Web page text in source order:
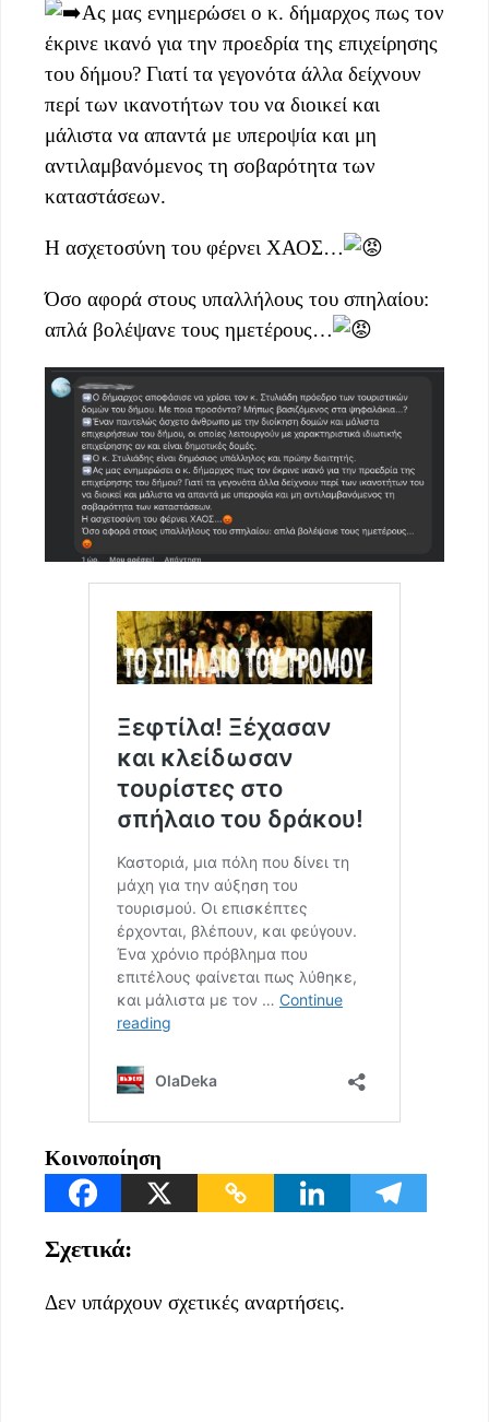
Ας μας ενημερώσει ο κ. δήμαρχος πως τον
έκρινε ικανό για την προεδρία της επιχείρησης
του δήμου? Γιατί τα γεγονότα άλλα δείχνουν
περί των ικανοτήτων του να διοικεί και
μάλιστα να απαντά με υπεροψία και μη
αντιλαμβανόμενος τη σοβαρότητα των
καταστάσεων.
Η ασχετοσύνη του φέρνει ΧΑΟΣ…
Όσο αφορά στους υπαλλήλους του σπηλαίου:
απλά βολέψανε τους ημετέρους…
Κοινοποίηση
Σχετικά:
Δεν υπάρχουν σχετικές αναρτήσεις.